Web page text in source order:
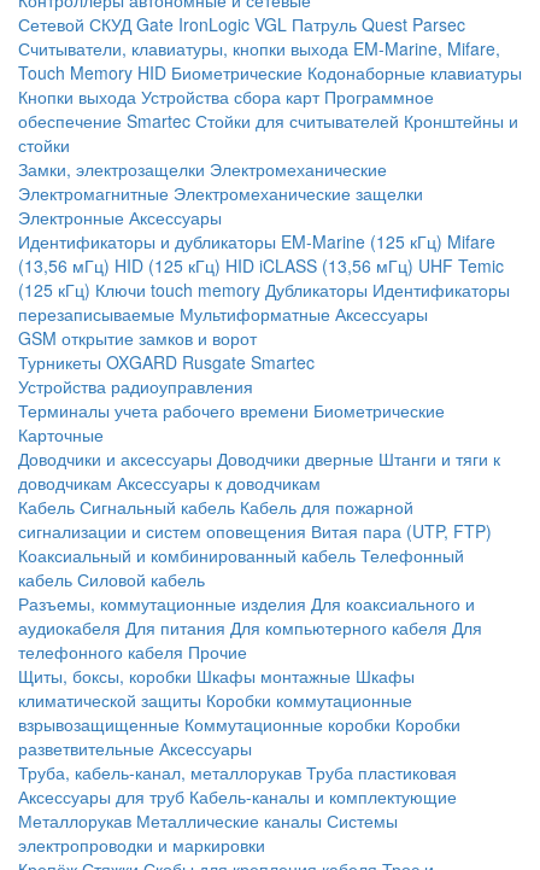
Сетевой СКУД Gate IronLogic VGL Патруль Quest Parsec
Считыватели, клавиатуры, кнопки выхода EM-Marine, Mifare,
Touch Memory HID Биометрические Кодонаборные клавиатуры
Кнопки выхода Устройства сбора карт Программное
обеспечение Smartec Стойки для считывателей Кронштейны и
стойки
Замки, электрозащелки Электромеханические
Электромагнитные Электромеханические защелки
Электронные Аксессуары
Идентификаторы и дубликаторы EM-Marine (125 кГц) Mifare
(13,56 мГц) HID (125 кГц) HID iCLASS (13,56 мГц) UHF Temic
(125 кГц) Ключи touch memory Дубликаторы Идентификаторы
перезаписываемые Мультиформатные Аксессуары
GSM открытие замков и ворот
Турникеты OXGARD Rusgate Smartec
Устройства радиоуправления
Терминалы учета рабочего времени Биометрические
Карточные
Доводчики и аксессуары Доводчики дверные Штанги и тяги к
доводчикам Аксессуары к доводчикам
Кабель Сигнальный кабель Кабель для пожарной
сигнализации и систем оповещения Витая пара (UTP, FTP)
Коаксиальный и комбинированный кабель Телефонный
кабель Силовой кабель
Разъемы, коммутационные изделия Для коаксиального и
аудиокабеля Для питания Для компьютерного кабеля Для
телефонного кабеля Прочие
Щиты, боксы, коробки Шкафы монтажные Шкафы
климатической защиты Коробки коммутационные
взрывозащищенные Коммутационные коробки Коробки
разветвительные Аксессуары
Труба, кабель-канал, металлорукав Труба пластиковая
Аксессуары для труб Кабель-каналы и комплектующие
Металлорукав Металлические каналы Системы
электропроводки и маркировки